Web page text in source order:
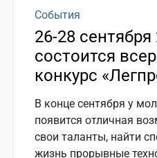
События
26-28 сентября
состоится
конкурс
В конце сентября у
появится отличная
свои таланты, найти
жизнь прорывные